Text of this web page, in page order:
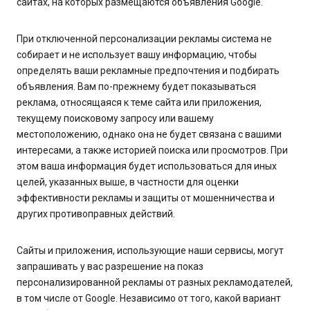
сайтах, на которых размещаются объявления Google.
При отключенной персонализации рекламы система не
собирает и не использует вашу информацию, чтобы
определять ваши рекламные предпочтения и подбирать
объявления. Вам по-прежнему будет показываться
реклама, относящаяся к теме сайта или приложения,
текущему поисковому запросу или вашему
местоположению, однако она не будет связана с вашими
интересами, а также историей поиска или просмотров. При
этом ваша информация будет использоваться для иных
целей, указанных выше, в частности для оценки
эффективности рекламы и защиты от мошенничества и
других противоправных действий.
Сайты и приложения, использующие наши сервисы, могут
запрашивать у вас разрешение на показ
персонализированной рекламы от разных рекламодателей,
в том числе от Google. Независимо от того, какой вариант